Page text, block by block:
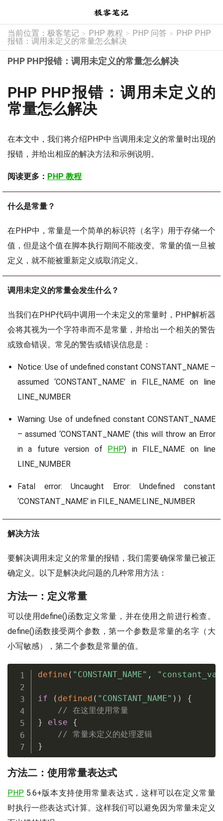
当前位置： 极客笔记 > PHP 教程 > PHP 问答 > PHP PHP
报错：调用未定义的常量怎么解决
PHP PHP报错：调用未定义的常量怎么解决
PHP PHP报错：调用未定义的
常量怎么解决
在本文中，我们将介绍PHP中当调用未定义的常量时出现的
报错，并给出相应的解决方法和示例说明。
阅读更多： PHP 教程
什么是常量？
在PHP中，常量是一个简单的标识符（名字）用于存储一个
值，但是这个值在脚本执行期间不能改变。常量的值一旦被
定义，就不能被重新定义或取消定义。
调用未定义的常量会发生什么？
当我们在PHP代码中调用一个未定义的常量时，PHP解析器
会将其视为一个字符串而不是常量，并给出一个相关的警告
或致命错误。常见的警告或错误信息是：
Notice: Use of undefined constant CONSTANT_NAME –
assumed ‘CONSTANT_NAME’ in FILE_NAME on line
LINE_NUMBER
Warning: Use of undefined constant CONSTANT_NAME
– assumed ‘CONSTANT_NAME’ (this will throw an Error
in a future version of PHP) in FILE_NAME on line
LINE_NUMBER
Fatal error: Uncaught Error: Undefined constant
‘CONSTANT_NAME’ in FILE_NAME:LINE_NUMBER
解决方法
要解决调用未定义的常量的报错，我们需要确保常量已被正
确定义。以下是解决此问题的几种常用方法：
方法一：定义常量
可以使用define()函数定义常量，并在使用之前进行检查。
define()函数接受两个参数，第一个参数是常量的名字（大
小写敏感），第二个参数是常量的值。
define ( "CONSTANT_NAME" ,
if ( defined ( "CONSTANT_NAME" ) )
{
// 在这里使用常量
}
else
{
// 常量未定义的处理逻辑
}
方法二：使用常量表达式
PHP 5.6+版本支持使用常量表达式，这样可以在定义常量
时执行一些表达式计算。这样我们可以避免因为常量未定义